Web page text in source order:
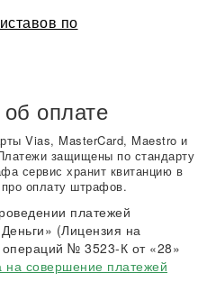
по
оплате
Vias, MasterCard, Maestro и
защищены по стандарту
сервис хранит квитанцию в
оплату штрафов.
платежей
(Лицензия на
операций № 3523-К от «28»
совершение платежей